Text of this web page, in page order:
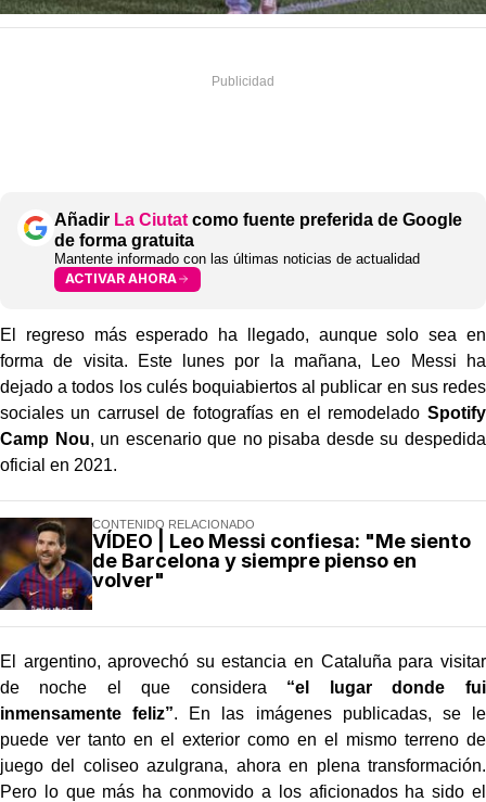
Añadir La Ciutat como fuente preferida de Google
de forma gratuita
Mantente informado con las últimas noticias de actualidad
ACTIVAR AHORA
El regreso más esperado ha llegado, aunque solo sea en
forma de visita. Este lunes por la mañana, Leo Messi ha
dejado a todos los culés boquiabiertos al publicar en sus redes
sociales un carrusel de fotografías en el remodelado Spotify
Camp Nou, un escenario que no pisaba desde su despedida
oficial en 2021.
CONTENIDO RELACIONADO
VÍDEO | Leo Messi confiesa: "Me siento
de Barcelona y siempre pienso en
volver"
El argentino, aprovechó su estancia en Cataluña para visitar
de noche el que considera “el lugar donde fui
inmensamente feliz”. En las imágenes publicadas, se le
puede ver tanto en el exterior como en el mismo terreno de
juego del coliseo azulgrana, ahora en plena transformación.
Pero lo que más ha conmovido a los aficionados ha sido el